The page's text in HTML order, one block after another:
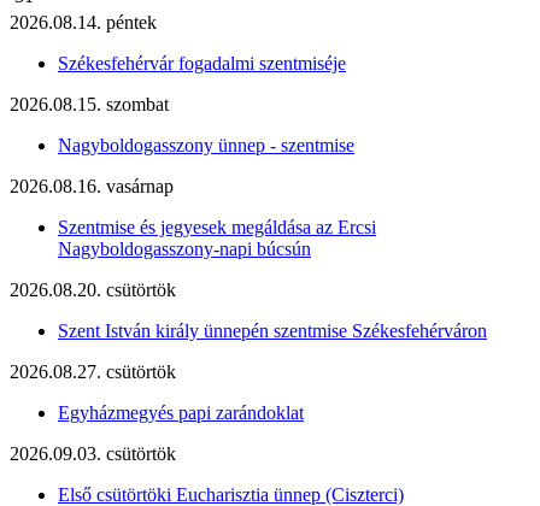
2026.08.14. péntek
Székesfehérvár fogadalmi szentmiséje
2026.08.15. szombat
Nagyboldogasszony ünnep - szentmise
2026.08.16. vasárnap
Szentmise és jegyesek megáldása az Ercsi
Nagyboldogasszony-napi búcsún
2026.08.20. csütörtök
Szent István király ünnepén szentmise Székesfehérváron
2026.08.27. csütörtök
Egyházmegyés papi zarándoklat
2026.09.03. csütörtök
Első csütörtöki Eucharisztia ünnep (Ciszterci)